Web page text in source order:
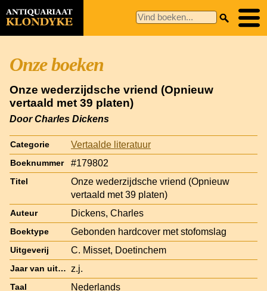
Onze boeken
Onze wederzijdsche vriend (Opnieuw
vertaald met 39 platen)
Door Charles Dickens
Categorie Vertaalde literatuur
Boeknummer #179802
Titel
Onze wederzijdsche vriend (Opnieuw
vertaald met 39 platen)
Auteur Dickens, Charles
Boektype Gebonden hardcover met stofomslag
Uitgeverij C. Misset, Doetinchem
Jaar van uitgave z.j.
Taal Nederlands